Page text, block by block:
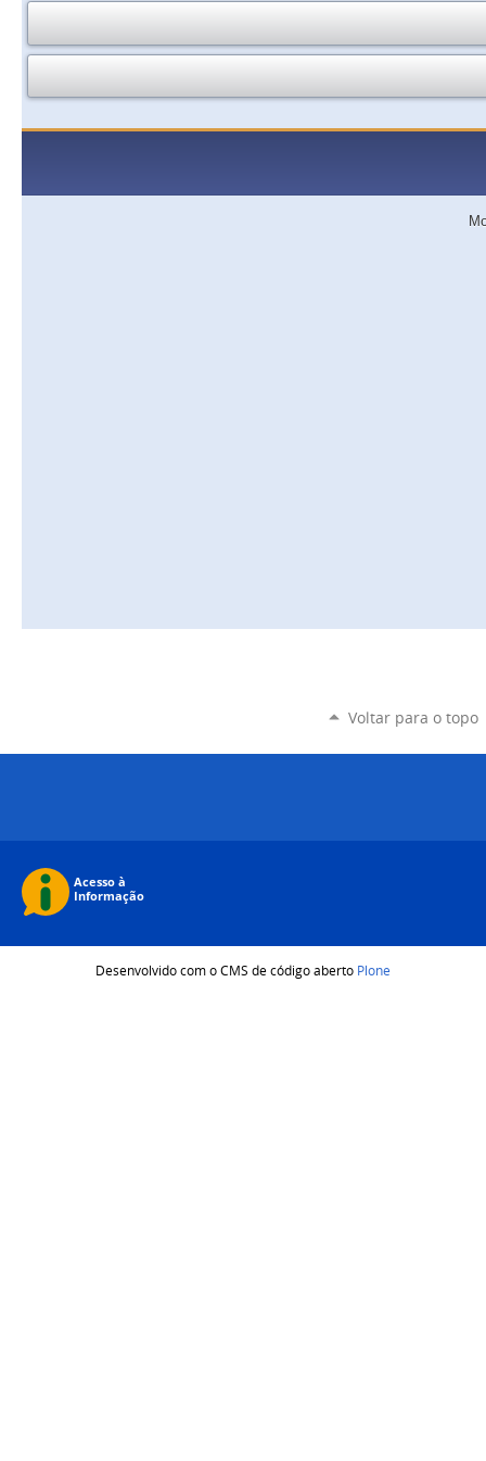
Voltar para o topo
Desenvolvido com o CMS de código aberto Plone